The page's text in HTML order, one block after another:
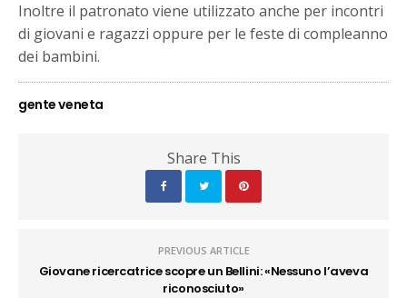
Inoltre il patronato viene utilizzato anche per incontri
di giovani e ragazzi oppure per le feste di compleanno
dei bambini.
gente veneta
Share This
PREVIOUS ARTICLE
Giovane ricercatrice scopre un Bellini: «Nessuno l’aveva
riconosciuto»